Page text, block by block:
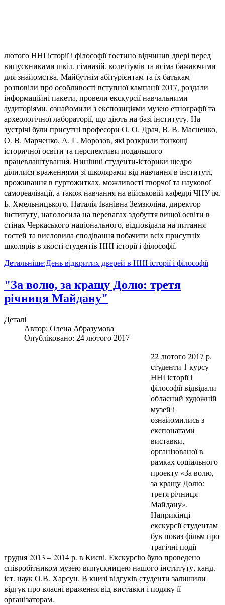
лютого ННІ історії і філософії гостино відчинив двері перед
випускниками шкіл, гімназій, колегіумів та всіма бажаючими
для знайомства. Майбутнім абітурієнтам та їх батькам
розповіли про особливості вступної кампанії 2017, роздали
інформаційні пакети, провели екскурсії навчальними
аудиторіями, ознайомили з експозиціями музею етнографії та
археологічної лабораторії, що діють на базі інституту. На
зустрічі були присутні професори О. О. Драч, В. В. Масненко,
О. В. Марченко, А. Г. Морозов, які розкрили тонкощі
історичної освіти та перспективи подальшого
працевлаштування. Нинішні студенти-історики щедро
ділилися враженнями зі школярами від навчання в інституті,
проживання в гуртожитках, можливості творчої та наукової
самореалізації, а також навчання на військовій кафедрі ЧНУ ім.
Б. Хмельницького. Наталія Іванівна Земзюліна, директор
інституту, наголосила на перевагах здобуття вищої освіти в
стінах Черкаського національного, відповідала на питання
гостей та висловила сподівання побачити всіх присутніх
школярів в якості студентів ННІ історії і філософії.
Детальніше:День відкритих дверей в ННІ історії і філософії
"За волю, за кращу Долю: третя
річниця Майдану"
Деталі
Автор: Олена Абразумова
Опубліковано: 24 лютого 2017
22 лютого 2017 р.
студенти 1 курсу
ННІ історії і
філософії відвідали
обласний художній
музей і
ознайомились з
експонатами
виставки,
організованої в
рамках соціального
проекту «За волю,
за кращу Долю:
третя річниця
Майдану».
Наприкінці
екскурсії студентам
був показ фільм про
трагічні події
грудня 2013 – 2014 р. в Києві. Екскурсію було проведено
співробітником музею випускницею нашого інституту, канд.
іст. наук О.В. Харсун. В книзі відгуків студенти залишили
відгук про власні враження від виставки і подяку її
організаторам.